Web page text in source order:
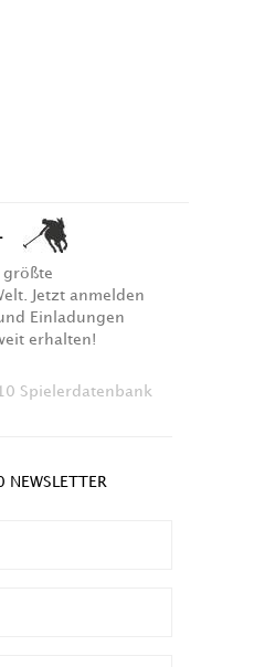
größte
Jetzt anmelden
Einladungen
erhalten!
Spielerdatenbank